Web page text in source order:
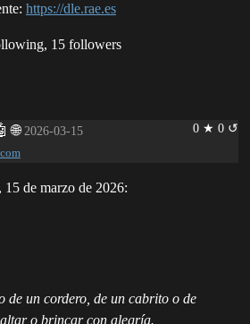
: https://dle.rae.es
15 followers
0 ★ 0 ↺
🌐 2026-03-15
de marzo de 2026:
un cordero, de un cabrito o de
o brincar con alegría.